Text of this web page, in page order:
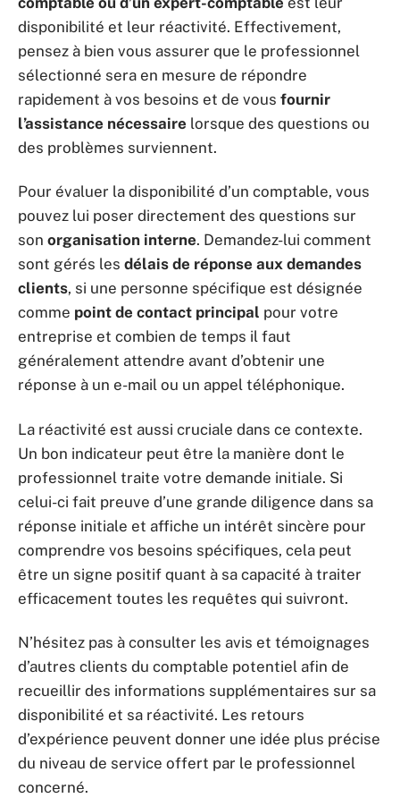
disponibilité et leur réactivité. Effectivement,
pensez à bien vous assurer que le professionnel
sélectionné sera en mesure de répondre
rapidement à vos besoins et de vous fournir
l’assistance nécessaire lorsque des questions ou
des problèmes surviennent.
Pour évaluer la disponibilité d’un comptable, vous
pouvez lui poser directement des questions sur
son organisation interne. Demandez-lui comment
sont gérés les délais de réponse aux demandes
clients, si une personne spécifique est désignée
comme point de contact principal pour votre
entreprise et combien de temps il faut
généralement attendre avant d’obtenir une
réponse à un e-mail ou un appel téléphonique.
La réactivité est aussi cruciale dans ce contexte.
Un bon indicateur peut être la manière dont le
professionnel traite votre demande initiale. Si
celui-ci fait preuve d’une grande diligence dans sa
réponse initiale et affiche un intérêt sincère pour
comprendre vos besoins spécifiques, cela peut
être un signe positif quant à sa capacité à traiter
efficacement toutes les requêtes qui suivront.
N’hésitez pas à consulter les avis et témoignages
d’autres clients du comptable potentiel afin de
recueillir des informations supplémentaires sur sa
disponibilité et sa réactivité. Les retours
d’expérience peuvent donner une idée plus précise
du niveau de service offert par le professionnel
concerné.